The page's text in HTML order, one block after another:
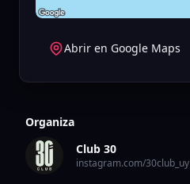
Abrir en Google Maps
Organiza
Club 30
instagram.com/30club_uy